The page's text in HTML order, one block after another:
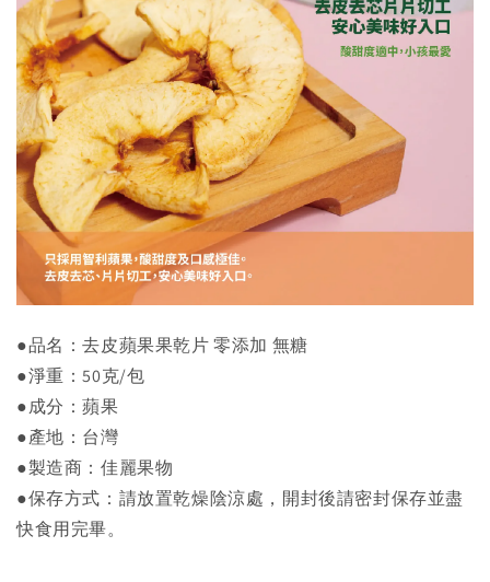
●品名：去皮蘋果果乾片 零添加 無糖
●淨重：50克/包
●成分：蘋果
●產地：台灣
●製造商：佳麗果物
●保存方式：請放置乾燥陰涼處，開封後請密封保存並盡
快食用完畢。